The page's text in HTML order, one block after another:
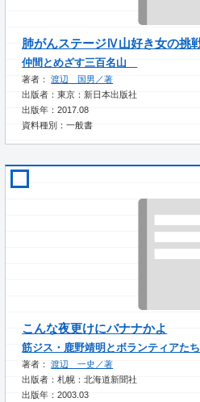
肺がんステージⅣ山好き女の挑
仲間とめざす三百名山
著者：渡辺 国男／著
出版者：東京：新日本出版社
出版年：2017.08
資料種別：一般書
こんな夜更けにバナナかよ
筋ジス・鹿野靖明とボランティアた
著者：渡辺 一史／著
出版者：札幌：北海道新聞社
出版年：2003.03